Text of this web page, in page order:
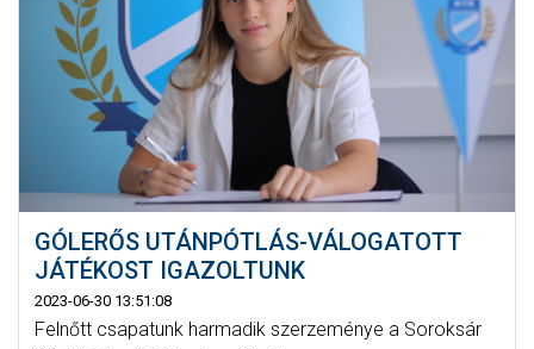
KLUB
GALÉRIA
SZURKOLÓI ÉLMÉNYEK
SAJTÓ
GÓLERŐS UTÁNPÓTLÁS-VÁLOGATOTT
JÁTÉKOST IGAZOLTUNK
2023-06-30 13:51:08
Felnőtt csapatunk harmadik szerzeménye a Soroksár